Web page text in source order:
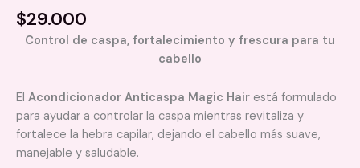
$29.000
Control de caspa, fortalecimiento y frescura para tu
cabello
El Acondicionador Anticaspa Magic Hair está formulado
para ayudar a controlar la caspa mientras revitaliza y
fortalece la hebra capilar, dejando el cabello más suave,
manejable y saludable.